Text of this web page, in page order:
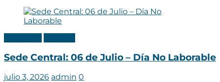
Sede Central: 06 de Julio – Día No Laborable
julio 3, 2026 admin 0